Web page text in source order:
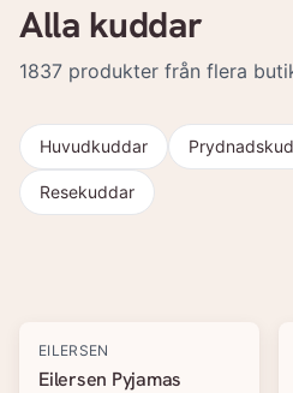
Alla kuddar
1837 produkter från flera
Huvudkuddar
Resekuddar
EILERSEN
Eilersen Pyjamas